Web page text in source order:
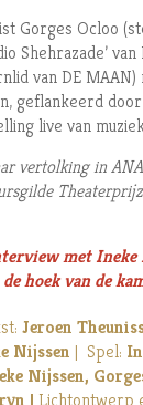
Gorges Ocloo
Shehrazade’
van DE
geflankeerd
live van
vertolking in
met Ineke
hoek van de
Jeroen
Nijssen | Spel:
Nijssen,
| Lichtontwerp